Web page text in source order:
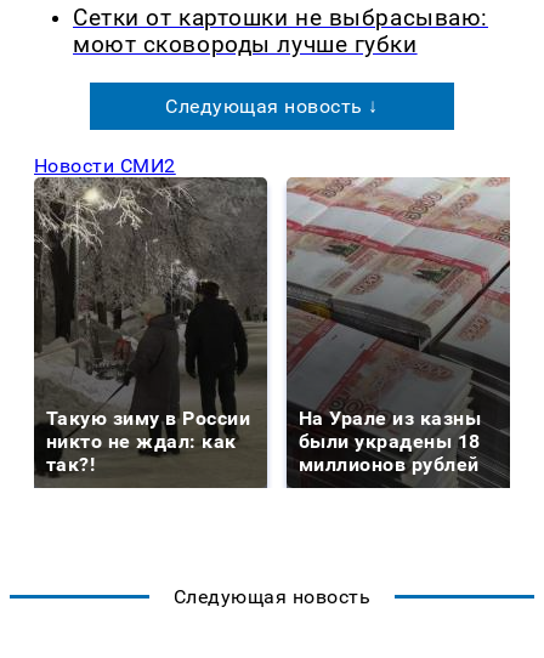
Сетки от картошки не выбрасываю:
моют сковороды лучше губки
Следующая новость ↓
Новости СМИ2
Такую зиму в России
никто не ждал: как
так?!
На Урале из казны
были украдены 18
миллионов рублей
Следующая новость